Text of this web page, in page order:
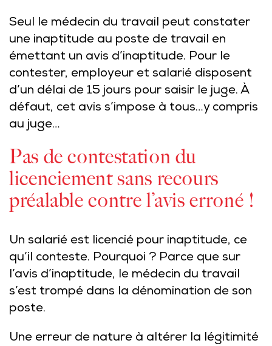
Seul le médecin du travail peut constater
une inaptitude au poste de travail en
émettant un avis d’inaptitude. Pour le
contester, employeur et salarié disposent
d’un délai de 15 jours pour saisir le juge. À
défaut, cet avis s’impose à tous…y compris
au juge…
Pas de contestation du
licenciement sans recours
préalable contre l’avis erroné !
Un salarié est licencié pour inaptitude, ce
qu’il conteste. Pourquoi ? Parce que sur
l’avis d’inaptitude, le médecin du travail
s’est trompé dans la dénomination de son
poste.
Une erreur de nature à altérer la légitimité